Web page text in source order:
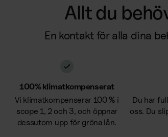
Allt du
En kontakt för alla dina
100% klimatkompenserat
Vi klimatkompenserar 100 % i
scope 1, 2 och 3, och öppnar
dessutom upp för gröna lån.
Du har
oss. Du